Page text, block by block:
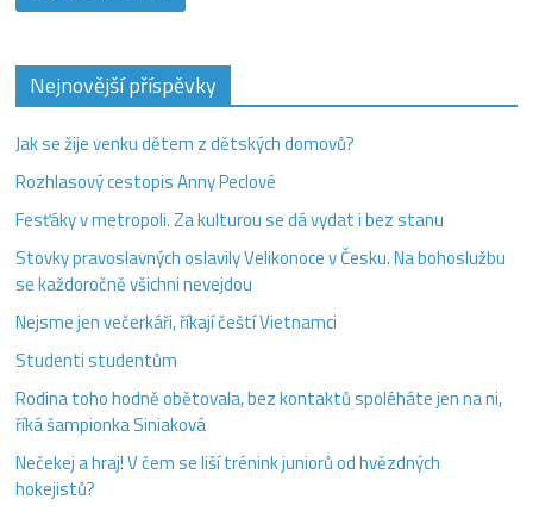
Nejnovější příspěvky
Jak se žije venku dětem z dětských domovů?
Rozhlasový cestopis Anny Peclové
Fesťáky v metropoli. Za kulturou se dá vydat i bez stanu
Stovky pravoslavných oslavily Velikonoce v Česku. Na bohoslužbu
se každoročně všichni nevejdou
Nejsme jen večerkáři, říkají čeští Vietnamci
Studenti studentům
Rodina toho hodně obětovala, bez kontaktů spoléháte jen na ni,
říká šampionka Siniaková
Nečekej a hraj! V čem se liší trénink juniorů od hvězdných
hokejistů?